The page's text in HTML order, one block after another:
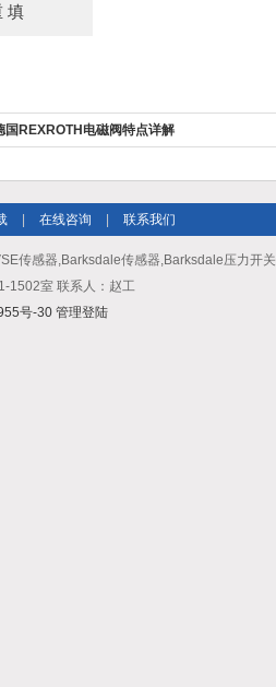
国REXROTH电磁阀特点详解
在线咨询 联系我们
传感器,Barksdale传感器,Barksdale压力开关
1502室 联系人：赵工
号-30 管理登陆